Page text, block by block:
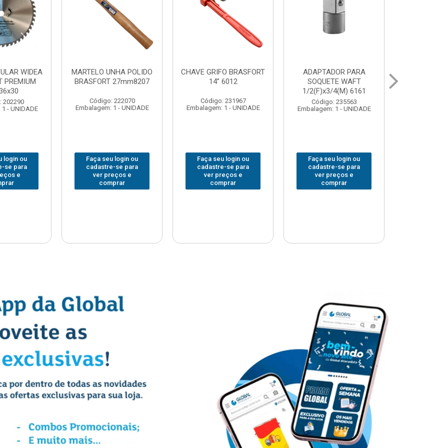
GRIFO BRASFORT
14” 6012
Código: 231967
1 - UNIDADE
Faça seu login ou
cadastre-se para
ver preços e
comprar
ADAPTADOR PARA
SOQUETE WAFT
Código: 235563
Embalagem: 1 - UNIDADE
Faça seu login ou
cadastre-se para
ver preços e
comprar
ABAJOUR LED
BRASFORT COB MESA
Código: 310379
Embalagem: 1 - UNIDADE
Faça seu login ou
cadastre-se para
ver preços e
comprar
BOLSA PARA
FERRAMENTAS
BRASFORT FECHADA
18BOLSOS 7559
Código: 312401
Faça seu login ou
cadastre-se para
ver preços e
comprar